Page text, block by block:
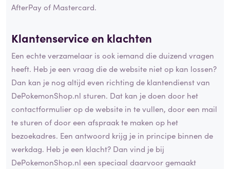
AfterPay of Mastercard.
Klantenservice en klachten
Een echte verzamelaar is ook iemand die duizend vragen
heeft. Heb je een vraag die de website niet op kan lossen?
Dan kan je nog altijd even richting de klantendienst van
DePokemonShop.nl sturen. Dat kan je doen door het
contactformulier op de website in te vullen, door een mail
te sturen of door een afspraak te maken op het
bezoekadres. Een antwoord krijg je in principe binnen de
werkdag. Heb je een klacht? Dan vind je bij
DePokemonShop.nl een speciaal daarvoor gemaakt